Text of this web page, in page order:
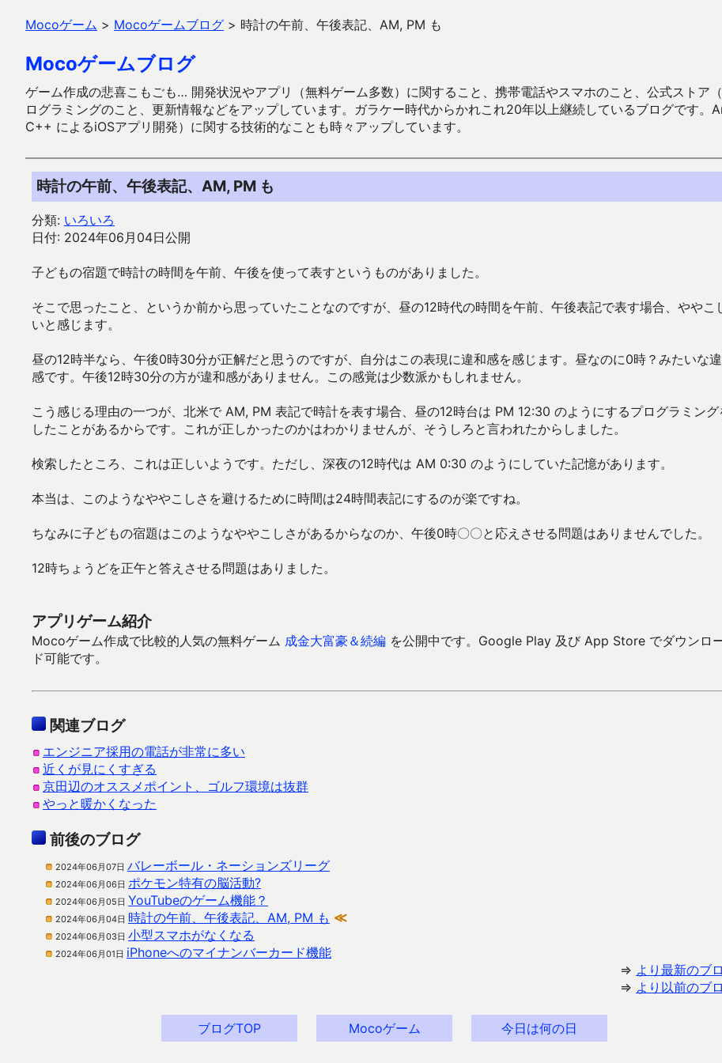
Mocoゲーム > Mocoゲームブログ > 時計の午前、午後表記、AM, PM も
Mocoゲームブログ
ゲーム作成の悲喜こもごも… 開発状況やアプリ（無料ゲーム多数）に関すること、携帯電話やスマホのこと、公式スト
ログラミングのこと、更新情報などをアップしています。ガラケー時代からかれこれ20年以上継続しているブログです
C++ によるiOSアプリ開発）に関する技術的なことも時々アップしています。
時計の午前、午後表記、AM, PM も
分類: いろいろ
日付: 2024年06月04日公開
子どもの宿題で時計の時間を午前、午後を使って表すというものがありました。
そこで思ったこと、というか前から思っていたことなのですが、昼の12時代の時間を午前、午後表記で表す場合、ややこ
いと感じます。
昼の12時半なら、午後0時30分が正解だと思うのですが、自分はこの表現に違和感を感じます。昼なのに0時？みたいな
感です。午後12時30分の方が違和感がありません。この感覚は少数派かもしれません。
こう感じる理由の一つが、北米で AM, PM 表記で時計を表す場合、昼の12時台は PM 12:30 のようにするプログラミング
したことがあるからです。これが正しかったのかはわかりませんが、そうしろと言われたからしました。
検索したところ、これは正しいようです。ただし、深夜の12時代は AM 0:30 のようにしていた記憶があります。
本当は、このようなややこしさを避けるために時間は24時間表記にするのが楽ですね。
ちなみに子どもの宿題はこのようなややこしさがあるからなのか、午後0時〇〇と応えさせる問題はありませんでした。
12時ちょうどを正午と答えさせる問題はありました。
アプリゲーム紹介
Mocoゲーム作成で比較的人気の無料ゲーム 成金大富豪＆続編 を公開中です。Google Play 及び App Store でダウンロ
ド可能です。
関連ブログ
エンジニア採用の電話が非常に多い
近くが見にくすぎる
京田辺のオススメポイント、ゴルフ環境は抜群
やっと暖かくなった
前後のブログ
2024年06月07日 バレーボール・ネーションズリーグ
2024年06月06日 ポケモン特有の脳活動?
2024年06月05日 YouTubeのゲーム機能？
2024年06月04日 時計の午前、午後表記、AM, PM も ≪
2024年06月03日 小型スマホがなくなる
2024年06月01日 iPhoneへのマイナンバーカード機能
⇒ より最新のブ
⇒ より以前のブ
ブログTOP Mocoゲーム 今日は何の日